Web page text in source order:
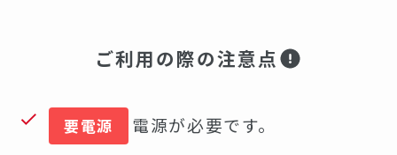
ご利用の際の注意点
要電源 電源が必要です。